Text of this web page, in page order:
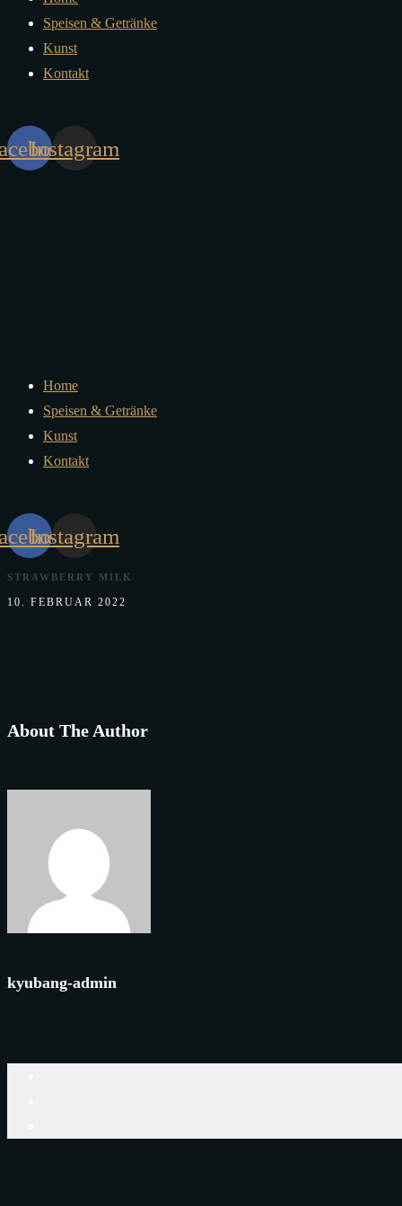
Speisen & Getränke
Kunst
Kontakt
Instagram
Home
Speisen & Getränke
Kunst
Kontakt
Instagram
STRAWBERRY MILK
10. FEBRUAR 2022
About The Author
kyubang-admin